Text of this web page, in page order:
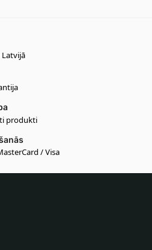
Latvijā
produkti
/ Visa